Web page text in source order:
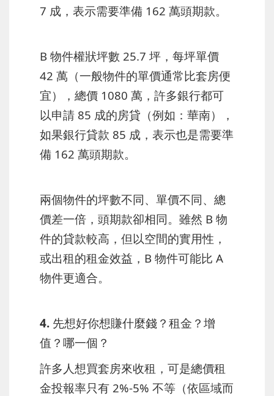
7 成，表示需要準備 162 萬頭期款。
B 物件權狀坪數 25.7 坪，每坪單價
42 萬（一般物件的單價通常比套房便
宜），總價 1080 萬，許多銀行都可
以申請 85 成的房貸（例如：華南），
如果銀行貸款 85 成，表示也是需要準
備 162 萬頭期款。
兩個物件的坪數不同、單價不同、總
價差一倍，頭期款卻相同。雖然 B 物
件的貸款較高，但以空間的實用性，
或出租的租金效益，B 物件可能比 A
物件更適合。
4. 先想好你想賺什麼錢？租金？增
值？哪一個？
許多人想買套房來收租，可是總價租
金投報率只有 2%-5% 不等（依區域而